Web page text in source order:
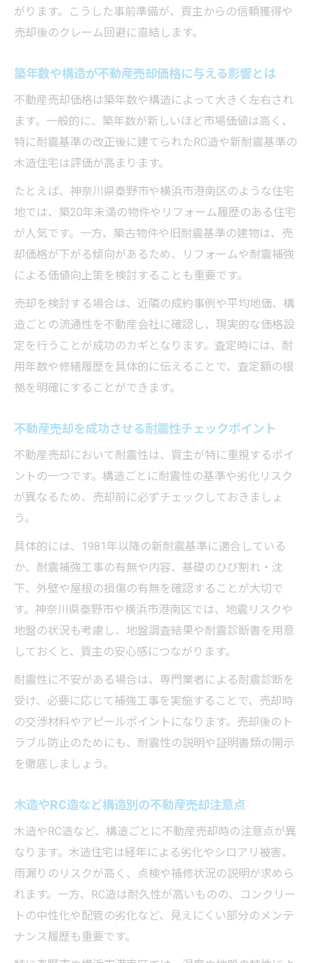
売却時に問われる構造ごとの法的注意点と
は
する
構造ごとに異なる不動産売却の仲介対応例
不動産売却時の構造別修繕履歴の重要性
三大タブーを避けた安心の不動産売却術
不動産売却で囲い込みを避けるための実践
ポイント
誇大広告に惑わされない不動産売却の見分
け方
媒介契約違反に注意した不動産売却の進め
方
三大タブー回避で安心できる不動産売却の
基礎
不動産売却トラブルを未然に防ぐ情報収集
術
地域特性に合わせた売却戦略の立て方
方
市場動向をふまえた不動産売却時の価格設
定
不動産売却で住みやすさや治安もアピール
する
家族層向けに有利な不動産売却の提案ポイ
ント
ニック
不動産売却時に失敗しない業者選びのポイ
不動産売却の成功事例から学ぶ納得のヒン
売却後のトラブルを防ぐための重要チェッ
ク項目
がります。こうした事前準備が、買主からの信頼獲得や
売却後のクレーム回避に直結します。
築年数や構造が不動産売却価格に与える影響とは
不動産売却価格は築年数や構造によって大きく左右され
ます。一般的に、築年数が新しいほど市場価値は高く、
特に耐震基準の改正後に建てられたRC造や新耐震基準の
木造住宅は評価が高まります。
たとえば、神奈川県秦野市や横浜市港南区のような住宅
地では、築20年未満の物件やリフォーム履歴のある住宅
が人気です。一方、築古物件や旧耐震基準の建物は、売
却価格が下がる傾向があるため、リフォームや耐震補強
による価値向上策を検討することも重要です。
売却を検討する場合は、近隣の成約事例や平均地価、構
造ごとの流通性を不動産会社に確認し、現実的な価格設
定を行うことが成功のカギとなります。査定時には、耐
用年数や修繕履歴を具体的に伝えることで、査定額の根
拠を明確にすることができます。
不動産売却を成功させる耐震性チェックポイント
不動産売却において耐震性は、買主が特に重視するポイ
ントの一つです。構造ごとに耐震性の基準や劣化リスク
が異なるため、売却前に必ずチェックしておきましょ
う。
具体的には、1981年以降の新耐震基準に適合している
か、耐震補強工事の有無や内容、基礎のひび割れ・沈
下、外壁や屋根の損傷の有無を確認することが大切で
す。神奈川県秦野市や横浜市港南区では、地震リスクや
地盤の状況も考慮し、地盤調査結果や耐震診断書を用意
しておくと、買主の安心感につながります。
耐震性に不安がある場合は、専門業者による耐震診断を
受け、必要に応じて補強工事を実施することで、売却時
の交渉材料やアピールポイントになります。売却後のト
ラブル防止のためにも、耐震性の説明や証明書類の開示
を徹底しましょう。
木造やRC造など構造別の不動産売却注意点
木造やRC造など、構造ごとに不動産売却時の注意点が異
なります。木造住宅は経年による劣化やシロアリ被害、
雨漏りのリスクが高く、点検や補修状況の説明が求めら
れます。一方、RC造は耐久性が高いものの、コンクリー
トの中性化や配管の劣化など、見えにくい部分のメンテ
ナンス履歴も重要です。